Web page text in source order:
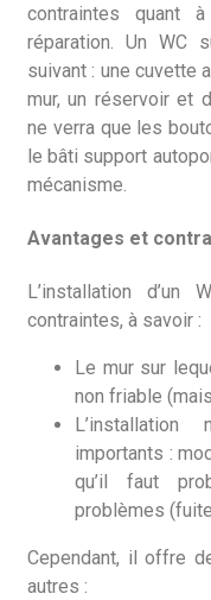
contraintes quant
réparation. Un WC
suivant : une cuvette
mur, un réservoir et
ne verra que les
le bâti support
mécanisme.
Avantages et
L’installation d’un
contraintes, à savoir :
Le mur sur
non friable
importants :
qu’il faut
problèmes
Cependant, il offre
autres :